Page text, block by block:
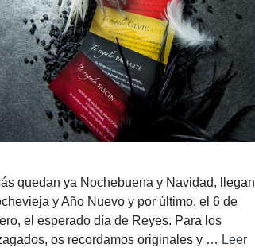
quedan ya Nochebuena y Navidad, llegan
y Año Nuevo y por último, el 6 de
el esperado día de Reyes. Para los
os recordamos originales y … Leer